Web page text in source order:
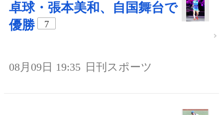
卓球・張本美和、自国舞台で
優勝
7
08月09日 19:35 日刊スポーツ